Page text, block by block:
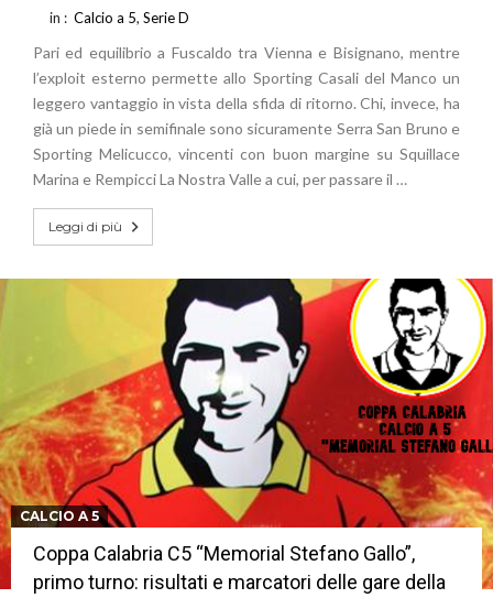
in : Calcio a 5, Serie D
Pari ed equilibrio a Fuscaldo tra Vienna e Bisignano, mentre
l’exploit esterno permette allo Sporting Casali del Manco un
leggero vantaggio in vista della sfida di ritorno. Chi, invece, ha
già un piede in semifinale sono sicuramente Serra San Bruno e
Sporting Melicucco, vincenti con buon margine su Squillace
Marina e Rempicci La Nostra Valle a cui, per passare il …
Leggi di più
CALCIO A 5
Coppa Calabria C5 “Memorial Stefano Gallo”,
primo turno: risultati e marcatori delle gare della